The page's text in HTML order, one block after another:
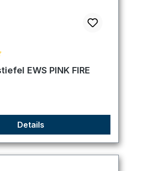
Bewertung von 5 von 5 Sternen
EWS PINK FIRE
Details